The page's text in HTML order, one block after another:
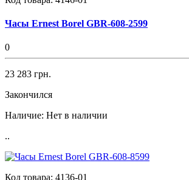
Часы Ernest Borel GBR-608-2599
0
23 283 грн.
Закончился
Наличие: Нет в наличии
..
Код товара: 4136-01